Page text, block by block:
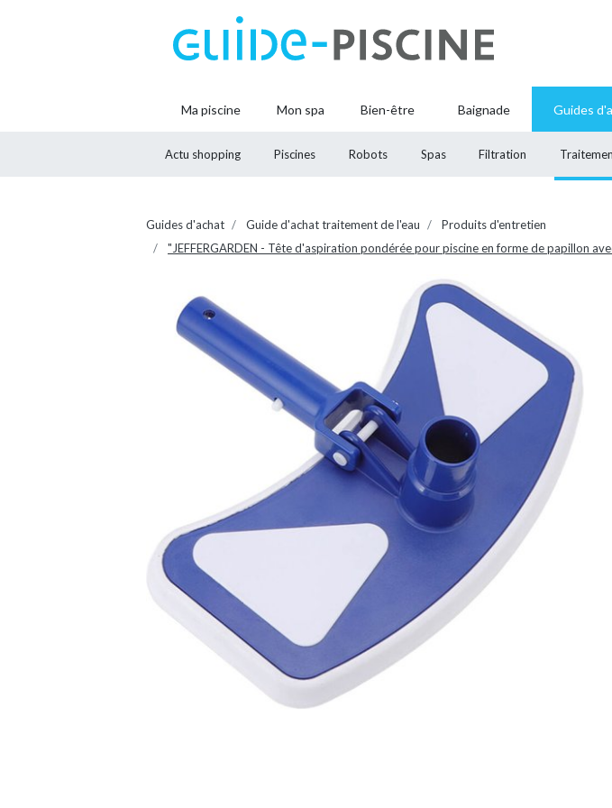
Ma piscine Mon spa Bien-être Baignade Guides
Actu shopping Piscines Robots Spas Filtration
Guides d'achat Guide d'achat traitement de l'eau
Produits d'entretien
"JEFFERGARDEN - Tête d'aspiration pondérée pour piscine en forme de papillon